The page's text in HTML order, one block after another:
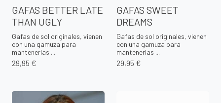
GAFAS BETTER LATE
THAN UGLY
Gafas de sol originales, vienen
con una gamuza para
mantenerlas ...
29,95 €
GAFAS SWEET
DREAMS
Gafas de sol originales, vienen
con una gamuza para
mantenerlas ...
29,95 €